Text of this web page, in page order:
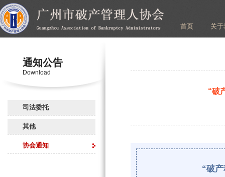
首页 关
通知公告
Download
司法委托
其他
协会通知
“破
“破